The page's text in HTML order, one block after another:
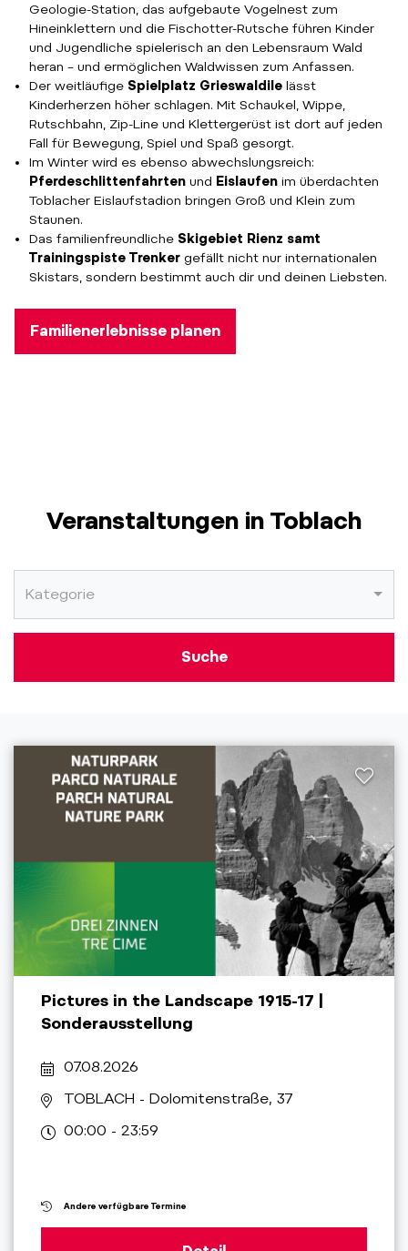
Geologie-Station, das aufgebaute Vogelnest zum
Hineinklettern und die Fischotter-Rutsche führen Kinder
und Jugendliche spielerisch an den Lebensraum Wald
heran – und ermöglichen Waldwissen zum Anfassen.
Der weitläufige Spielplatz Grieswaldile lässt
Kinderherzen höher schlagen. Mit Schaukel, Wippe,
Rutschbahn, Zip-Line und Klettergerüst ist dort auf jeden
Fall für Bewegung, Spiel und Spaß gesorgt.
Im Winter wird es ebenso abwechslungsreich:
Pferdeschlittenfahrten und Eislaufen im überdachten
Toblacher Eislaufstadion bringen Groß und Klein zum
Staunen.
Das familienfreundliche Skigebiet Rienz samt
Trainingspiste Trenker gefällt nicht nur internationalen
Skistars, sondern bestimmt auch dir und deinen Liebsten.
Familienerlebnisse planen
Veranstaltungen in Toblach
Kategorie
Suche
Pictures in the Landscape 1915-17 |
Sonderausstellung
07.08.2026
TOBLACH - Dolomitenstraße, 37
00:00 - 23:59
Andere verfügbare Termine